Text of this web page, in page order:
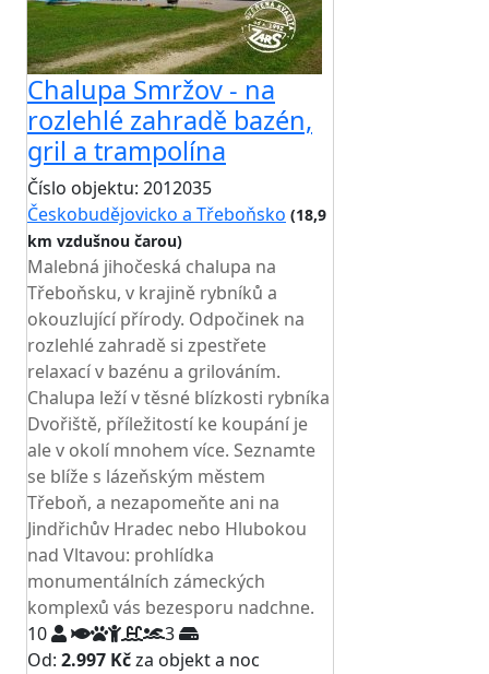
Chalupa Smržov - na
rozlehlé zahradě bazén,
gril a trampolína
Číslo objektu: 2012035
Českobudějovicko a Třeboňsko (18,9
km vzdušnou čarou)
Malebná jihočeská chalupa na
Třeboňsku, v krajině rybníků a
okouzlující přírody. Odpočinek na
rozlehlé zahradě si zpestřete
relaxací v bazénu a grilováním.
Chalupa leží v těsné blízkosti rybníka
Dvořiště, příležitostí ke koupání je
ale v okolí mnohem více. Seznamte
se blíže s lázeňským městem
Třeboň, a nezapomeňte ani na
Jindřichův Hradec nebo Hlubokou
nad Vltavou: prohlídka
monumentálních zámeckých
komplexů vás bezesporu nadchne.
10
3
Od: 2.997 Kčza objekt a noc